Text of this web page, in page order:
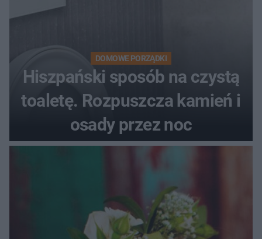
DOMOWE PORZĄDKI
Hiszpański sposób na czystą
toaletę. Rozpuszcza kamień i
osady przez noc